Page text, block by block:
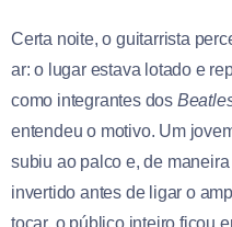
Certa noite, o guitarrista
ar: o lugar estava lotado e
como integrantes dos
entendeu o motivo. Um
subiu ao palco e, de
invertido antes de ligar o
tocar, o público inteiro ficou